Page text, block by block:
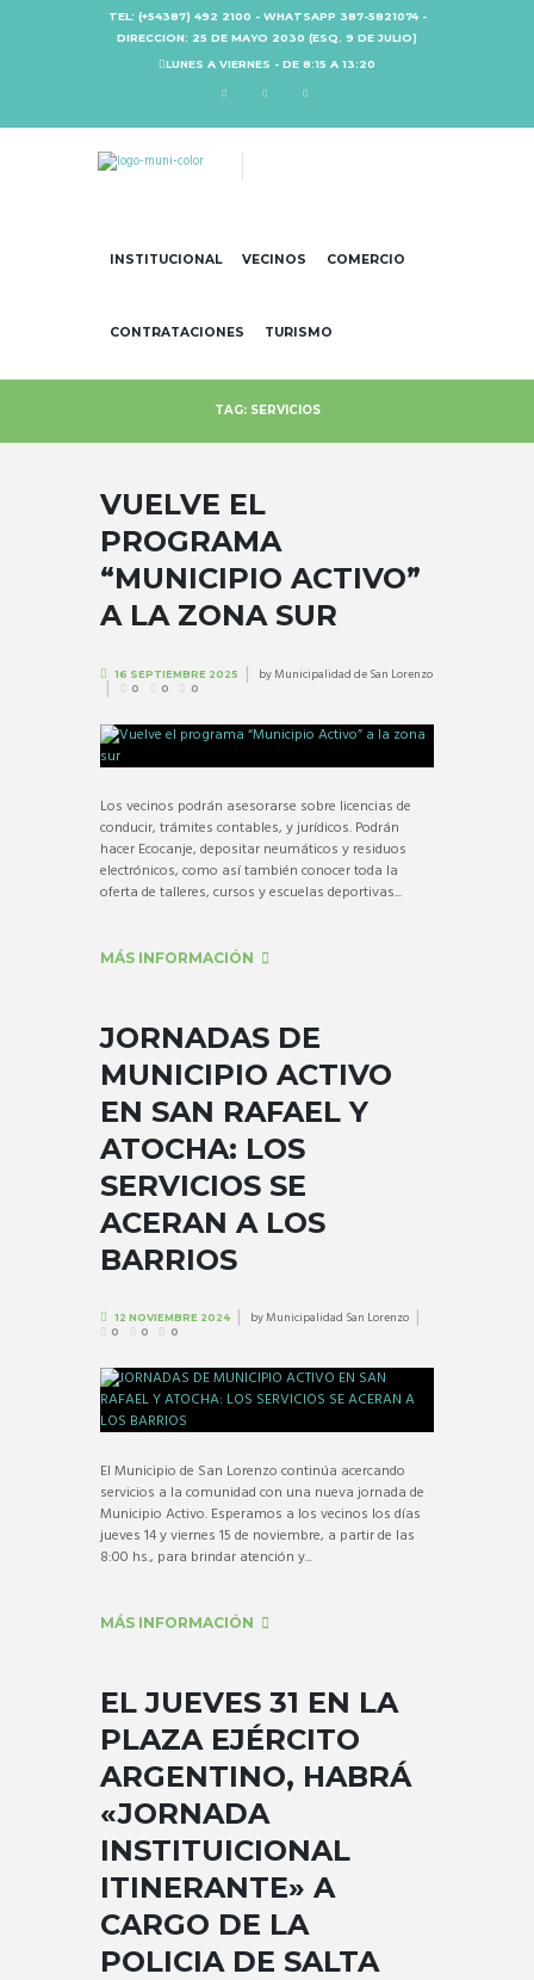
TEL: (+54387) 492 2100 - WHATSAPP 387-5821074 -
DIRECCION: 25 DE MAYO 2030 (ESQ. 9 DE JULIO)
LUNES A VIERNES - DE 8:15 A 13:20
INSTITUCIONAL VECINOS COMERCIO
CONTRATACIONES TURISMO
TAG: SERVICIOS
VUELVE EL
PROGRAMA
“MUNICIPIO ACTIVO”
A LA ZONA SUR
16 SEPTIEMBRE 2025 byMunicipalidad de San Lorenzo
0 0 0
Los vecinos podrán asesorarse sobre licencias de
conducir, trámites contables, y jurídicos. Podrán
hacer Ecocanje, depositar neumáticos y residuos
electrónicos, como así también conocer toda la
oferta de talleres, cursos y escuelas deportivas...
MÁS INFORMACIÓN
JORNADAS DE
MUNICIPIO ACTIVO
EN SAN RAFAEL Y
ATOCHA: LOS
SERVICIOS SE
ACERAN A LOS
BARRIOS
12 NOVIEMBRE 2024 byMunicipalidad San Lorenzo
0 0 0
El Municipio de San Lorenzo continúa acercando
servicios a la comunidad con una nueva jornada de
Municipio Activo. Esperamos a los vecinos los días
jueves 14 y viernes 15 de noviembre, a partir de las
8:00 hs., para brindar atención y...
MÁS INFORMACIÓN
EL JUEVES 31 EN LA
PLAZA EJÉRCITO
ARGENTINO, HABRÁ
«JORNADA
INSTITUICIONAL
ITINERANTE» A
CARGO DE LA
POLICIA DE SALTA